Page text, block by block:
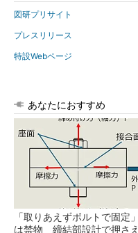
図研プリサイト
プレスリリース
特設Webページ
あなたにおすすめ
「取りあえずボルトで固定」
は禁物 締結部設計で押さえ